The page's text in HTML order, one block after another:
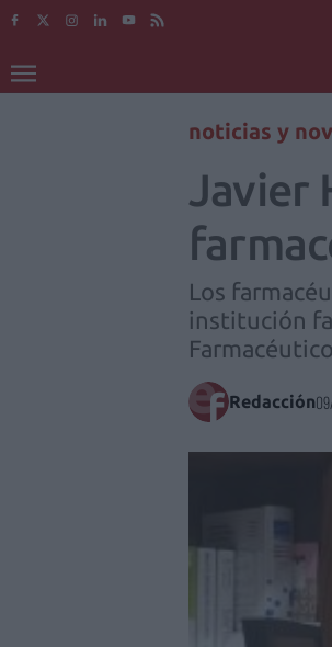
noticias y
Javier
Los
institución
Redacción